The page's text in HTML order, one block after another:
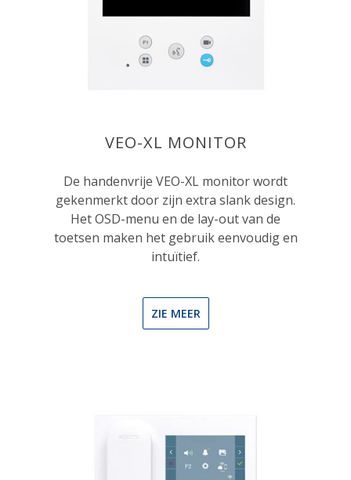
VEO-XL MONITOR
De handenvrije VEO-XL monitor wordt
gekenmerkt door zijn extra slank design.
Het OSD-menu en de lay-out van de
toetsen maken het gebruik eenvoudig en
intuïtief.
ZIE MEER